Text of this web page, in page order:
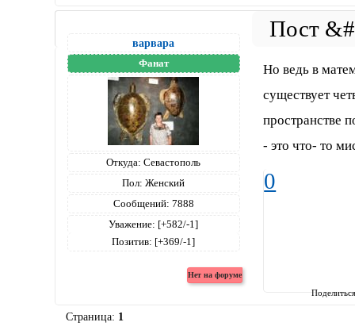
варвара
Фанат
Откуда: Севастополь
Пол: Женский
Сообщений: 7888
Уважение: [+582/-1]
Позитив: [+369/-1]
Но ведь в
существует
пространстве
- это что- то
0
Страница: 1